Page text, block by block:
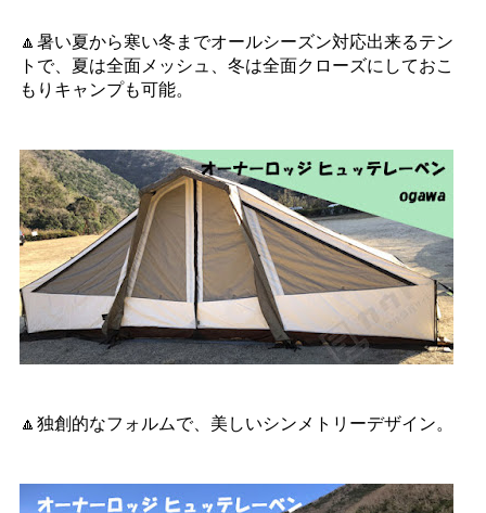
🔼暑い夏から寒い冬までオールシーズン対応出来るテン
トで、夏は全面メッシュ、冬は全面クローズにしておこ
もりキャンプも可能。
🔼独創的なフォルムで、美しいシンメトリーデザイン。